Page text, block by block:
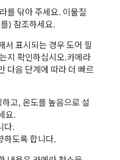
를 닦아 주세요. 이물질
) 참조하세요.
서 표시되는 경우 도어 필
지 확인하십시오.카메라
다음 단계에 따라 더 빠르
고, 온도를 높음으로 설
요.
다.
하도록 합니다.